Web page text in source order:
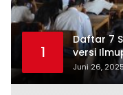
1
Daftar 7
versi
Juni 26, 2025